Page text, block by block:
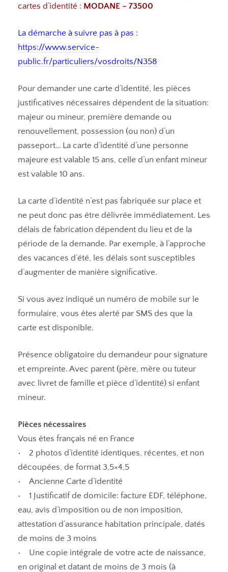
cartes d’identité : MODANE – 73500
La démarche à suivre pas à pas :
https://www.service-
public.fr/particuliers/vosdroits/N358
Pour demander une carte d’identité, les pièces
justificatives nécessaires dépendent de la situation:
majeur ou mineur, première demande ou
renouvellement, possession (ou non) d’un
passeport… La carte d’identité d’une personne
majeure est valable 15 ans, celle d’un enfant mineur
est valable 10 ans.
La carte d’identité n’est pas fabriquée sur place et
ne peut donc pas être délivrée immédiatement. Les
délais de fabrication dépendent du lieu et de la
période de la demande. Par exemple, à l’approche
des vacances d’été, les délais sont susceptibles
d’augmenter de manière significative.
Si vous avez indiqué un numéro de mobile sur le
formulaire, vous êtes alerté par SMS des que la
carte est disponible.
Présence obligatoire du demandeur pour signature
et empreinte. Avec parent (père, mère ou tuteur
avec livret de famille et pièce d’identité) si enfant
mineur.
Pièces nécessaires
Vous êtes français né en France
• 2 photos d’identité identiques, récentes, et non
découpées, de format 3,5×4,5
• Ancienne Carte d’identité
• 1 Justificatif de domicile: facture EDF, téléphone,
eau, avis d’imposition ou de non imposition,
attestation d’assurance habitation principale, datés
de moins de 3 moins
• Une copie intégrale de votre acte de naissance,
en original et datant de moins de 3 mois (à